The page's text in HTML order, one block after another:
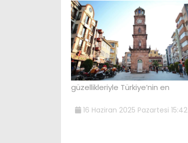
güzellikleriyle Türkiye’nin en
16 Haziran 2025 Pazartesi 15:42